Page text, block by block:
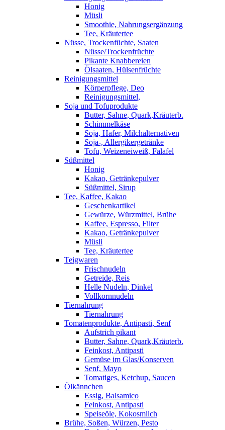
Honig
Müsli
Smoothie, Nahrungsergänzung
Tee, Kräutertee
Nüsse, Trockenfüchte, Saaten
Nüsse/Trockenfrüchte
Pikante Knabbereien
Ölsaaten, Hülsenfrüchte
Reinigungsmittel
Körperpflege, Deo
Reinigungsmittel,
Soja und Tofuprodukte
Butter, Sahne, Quark,Kräuterb.
Schimmelkäse
Soja, Hafer, Milchalternativen
Soja-, Allergikergetränke
Tofu, Weizeneiweiß, Falafel
Süßmittel
Honig
Kakao, Getränkepulver
Süßmittel, Sirup
Tee, Kaffee, Kakao
Geschenkartikel
Gewürze, Würzmittel, Brühe
Kaffee, Espresso, Filter
Kakao, Getränkepulver
Müsli
Tee, Kräutertee
Teigwaren
Frischnudeln
Getreide, Reis
Helle Nudeln, Dinkel
Vollkornnudeln
Tiernahrung
Tiernahrung
Tomatenprodukte, Antipasti, Senf
Aufstrich pikant
Butter, Sahne, Quark,Kräuterb.
Feinkost, Antipasti
Gemüse im Glas/Konserven
Senf, Mayo
Tomatiges, Ketchup, Saucen
Ölkännchen
Essig, Balsamico
Feinkost, Antipasti
Speiseöle, Kokosmilch
Brühe, Soßen, Würzen, Pesto